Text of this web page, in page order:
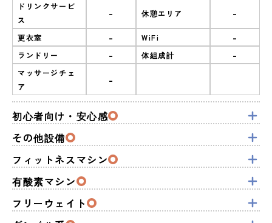
ドリンクサービ
ス
- 休憩エリア -
更衣室 - WiFi -
ランドリー - 体組成計 -
マッサージチェ
ア
-
初心者向け・安心感
その他設備
フィットネスマシン
有酸素マシン
フリーウェイト